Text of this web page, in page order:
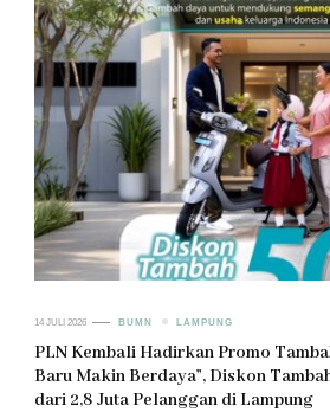
14 JULI 2026 BUMN LAMPUNG
PLN Kembali Hadirkan Promo
Baru Makin Berdaya”, Diskon
dari 2,8 Juta Pelanggan di Lampung